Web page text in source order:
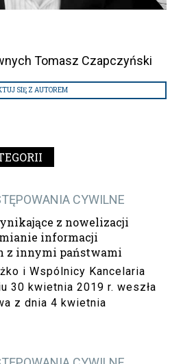
Tomasz Czapczyński
SIĘ Z AUTOREM
CYWILNE
z nowelizacji
informacji
z innymi państwami
i Wspólnicy Kancelaria
30 kwietnia 2019 r. weszła
z dnia 4 kwietnia